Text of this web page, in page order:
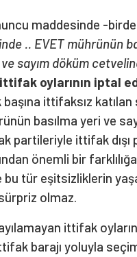
maddesinde -
.. EVET mührünün
sayım döküm
ittifak oylarının iptal
ittifaksız
basılma yeri ve
partileriyle ittifak dışı
önemli bir
tür eşitsizliklerin
olmaz.
ittifak
barajı yoluyla